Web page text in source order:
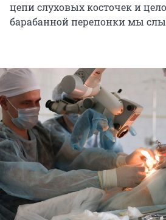
цепи слуховых косточек и
барабанной перепонки мы